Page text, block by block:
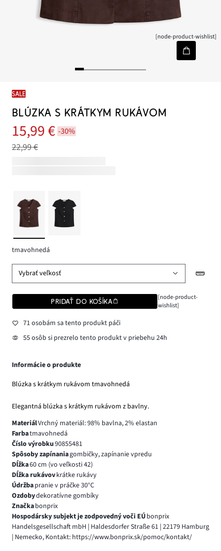
[node-product-wishlist]
SALE
BLÚZKA S KRÁTKYM RUKÁVOM
15,99 € -30%
22,99 €
tmavohnedá
Vybrať veľkosť
PRIDAŤ DO KOŠÍKA
[node-product-
wishlist]
71 osobám sa tento produkt páči
55 osôb si prezrelo tento produkt v priebehu 24h
Informácie o produkte
Blúzka s krátkym rukávom tmavohnedá
Elegantná blúzka s krátkym rukávom z bavlny.
MateriálVrchný materiál: 98% bavlna, 2% elastan
Farbatmavohnedá
Číslo výrobku90855481
Spôsoby zapínaniagombičky, zapínanie vpredu
Dĺžka60 cm (vo veľkosti 42)
Dĺžka rukávovkrátke rukávy
Údržbapranie v práčke 30°C
Ozdobydekoratívne gombíky
Značkabonprix
Hospodársky subjekt je zodpovedný voči EÚbonprix
Handelsgesellschaft mbH | Haldesdorfer Straße 61 | 22179 Hamburg
| Nemecko, Kontakt: https://www.bonprix.sk/pomoc/kontakt/